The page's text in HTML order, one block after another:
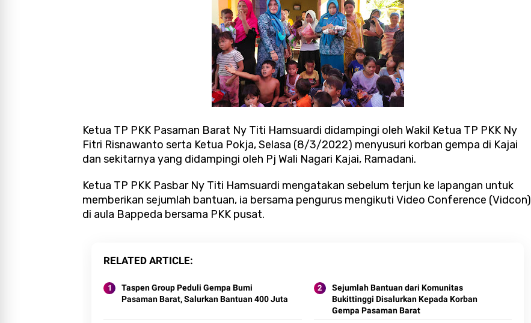
Ketua TP PKK Pasaman Barat Ny Titi Hamsuardi didampingi oleh Wakil Ketua TP PKK Ny
Fitri Risnawanto serta Ketua Pokja, Selasa (8/3/2022) menyusuri korban gempa di Kajai
dan sekitarnya yang didampingi oleh Pj Wali Nagari Kajai, Ramadani.
Ketua TP PKK Pasbar Ny Titi Hamsuardi mengatakan sebelum terjun ke lapangan untuk
memberikan sejumlah bantuan, ia bersama pengurus mengikuti Video Conference (Vidcon)
di aula Bappeda bersama PKK pusat.
RELATED ARTICLE
Taspen Group Peduli Gempa Bumi
Pasaman Barat, Salurkan Bantuan 400 Juta
Sejumlah Bantuan dari Komunitas
Bukittinggi Disalurkan Kepada Korban
Gempa Pasaman Barat